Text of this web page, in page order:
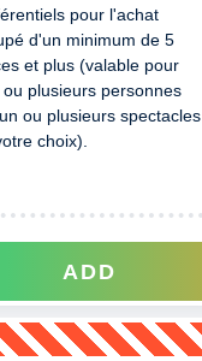
pour l'achat
d'un minimum de 5
et plus (valable pour
plusieurs personnes
ou plusieurs spectacles
choix).
ADD